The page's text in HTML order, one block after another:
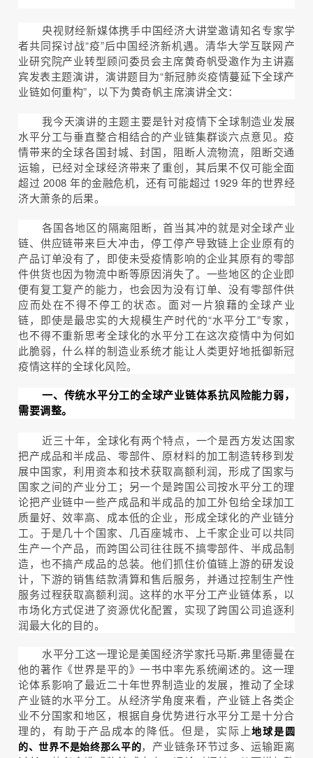
央视财经新媒体携手中国经济大讲堂邀请知名专家学
者共同探讨战“疫”后中国经济新机遇。清华大学互联网产
业研究院产业转型顾问委员会主席黄奇帆受邀作为主讲嘉
宾发表主题演讲，演讲题目为“新冠肺炎疫情蔓延下全球产
业链如何重构”，以下为黄奇帆主席演讲全文：
我今天演讲的主题主要是针对疫情下全球制造业发展
水平分工与垂直整合相结合的产业链集群谈六点意见。疫
情带来的全球各国封城、封国，阻断人流物流，阻断交通
运输，已经对全球经济带来了重创，其后果不仅可能全面
超过 2008 年的金融危机，还有可能超过 1929 年的世界经
济大萧条的后果。
各国各地区的隔离阻断，首当其冲的就是对全球产业
链、供应链带来巨大冲击，停工停产导致链上企业原有的
产品订单没有了，即使未受疫情影响的企业其原有的零部
件供货也因为物流中断等原因消失了。一些地区的企业即
便有复工复产的能力，也会因为没有订单、没有零部件供
应而处在不得不停工的状态。面对一片狼藉的全球产业
链，即使是最忠实的大规模生产时代的“水平分工”专家，
也不得不重新思考全球化的水平分工在这次疫情中为何如
此脆弱，什么样的制造业系统才能让人类更好地抵御新冠
疫情这样的全球化风险。
一、传统水平分工的全球产业链体系抗风险能力弱，
需要调整。
近三十年，全球化有两个特点，一个是西方发达国家
把产成品和半成品、零部件、原材料的加工制造转移到发
展中国家，利用资本和技术获取高额利润，形成了国家与
国家之间的产业分工；另一个是跨国公司按水平分工的理
论把产业链中一些产成品和半成品的加工外包给全球加工
质量好、效率高、成本低的企业，形成全球化的产业链分
工。于是几十个国家、几百座城市、上千家企业可以共同
生产一个产品，而跨国公司往往既不搞零部件、半成品制
造，也不搞产成品的总装。他们抓住价值链上游的研发设
计，下游的销售结款清算和售后服务，并通过控制生产性
服务过程获取高额利润。这样的水平分工产业链体系，以
市场化方式促进了资源优化配置，实现了跨国公司追逐利
润最大化的目的。
水平分工这一理论是美国经济学家托马斯.弗里德曼在
他的著作《世界是平的》一书中率先系统阐述的。这一理
论体系影响了最近二十年世界制造业的发展，推动了全球
产业链的水平分工。从经济学角度来看，产业链上各类企
业不分国家和地区，根据自身优势进行水平分工是十分合
理的，有助于产品成本的降低。但是，实际上地球是圆
的、世界不是始终那么平的，产业链条环节过多、运输距离